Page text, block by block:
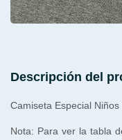
Descripción del
Camiseta Especial Niños
Nota: Para ver la tabla